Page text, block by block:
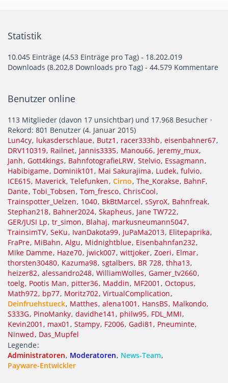
Statistik
10.045 Einträge (4,53 Einträge pro Tag) - 18.202.019
Downloads (8.202,8 Downloads pro Tag) - 44.579 Kommentare
Benutzer online
113 Mitglieder (davon 17 unsichtbar) und 17.968 Besucher
Rekord: 801 Benutzer (4. Januar 2015)
Lun4cy lukasderschlaue Butz1 racer333hb eisenbahner67
DRV110319 Railnet Jannis3335 Manou66 Jeremy_mux
Janh Gott4kings BahnfotografieLRW Stelvio Essagmann
Habibigame Dominik101 Mai Sakurajima Ludek fulvio
ICE615 Maverick Telefunken Cirno The_Korakse BahnF
Dante Tobi_Tobsen Tom_fresco ChrisCool
Trainspotter_Uelzen 1040 BkBtMarcel sSyroX Bahnfreak
Stephan218 Bahner2024 Skapheus Jane TW722
GER/JUSI Lp tr_simon Blahaj markusneumann5047
TrainsimTV SeKu IvanDakota99 JuPaMa2013 Elitepaprika
FraPre MiBahn Algu Midnightblue Eisenbahnfan232
Mike Damme Haze70 jwick007 wittjoker Zoeri Elmar
thorsten30480 Kazuma98 sgtalbers BR 728 thha13
heizer82 alessandro248 WilliamWolles Gamer_tv2660
toelg Pootis Man pitter36 Maddin MF2001
Octopus
Math972 bp77 Moritz702 VirtualComplication
Deinfruehstueck Matthes alena1001 HansBS Malkondo
S333G PinoManky davidhe141 philw95 FDL_MMI
Kevin2001
max01 Stampy F2006 Gadi81
Pneuminte
Ninwed Das_Mupfel
Legende
Administratoren Moderatoren News-Team
Payware-Entwickler